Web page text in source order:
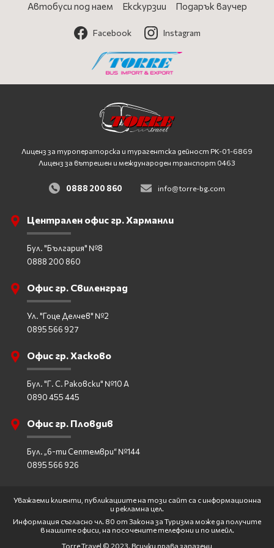
Автобуси под наем
Екскурзии Подарък ваучер
Facebook Instagram
Лиценз за туроператорска и турагентска дейност PK-01-6869
Лиценз за вътрешен и международен транспорт 0463
0888 200 860 info@torre-bg.com
Централен офис гр. Харманли
Бул. "България" №8
0888 200 860
Офис гр. Свиленград
Ул. "Гоце Делчев" №2
0895 566 927
Офис гр. Хасково
Бул. "Г. С. Раковски" №10 А
0890 455 445
Офис гр. Пловдив
Бул. „6-ти Септември“ №144
0895 566 926
Уважаеми клиенти, публикациите на този сайт са с информационна
и рекламна цел.
Информация съгласно чл. 80 от Закона за Туризма може да получите
в нашите офиси, на посочените телефони и по имейл.
Torre Travel © 2023. Всички права запазени